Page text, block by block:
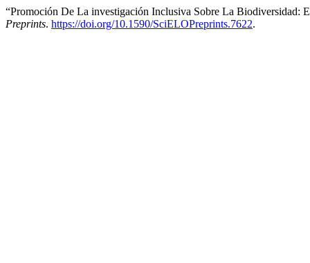
“Promoción De La investigación Inclusiva Sobre La Biodiversidad:
Preprints. https://doi.org/10.1590/SciELOPreprints.7622.